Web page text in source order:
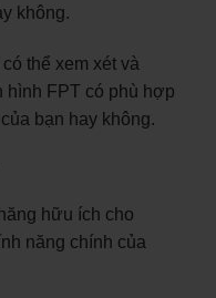
không.
thể xem xét và
hình FPT có phù hợp
bạn hay không.
hữu ích cho
năng chính của